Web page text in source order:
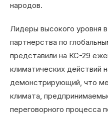
народов.
Лидеры высокого уровня
партнерства по
представили на КС-29
климатических действий
демонстрирующий, что
климата,
переговорного процесса